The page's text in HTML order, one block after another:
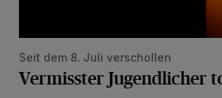
Seit dem 8. Juli verschollen
Vermisster Jugendlicher